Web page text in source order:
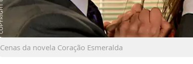
Cenas da novela Coração Esmeralda